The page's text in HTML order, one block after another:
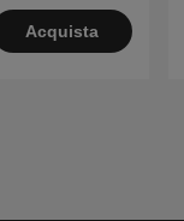
Acquista